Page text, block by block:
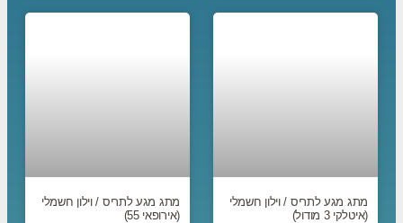
מתג מגע לתריס / וילון חשמלי
(איטלקי 3 מודול)
מתג מגע לתריס / וילון חשמלי
(אירופאי 55)